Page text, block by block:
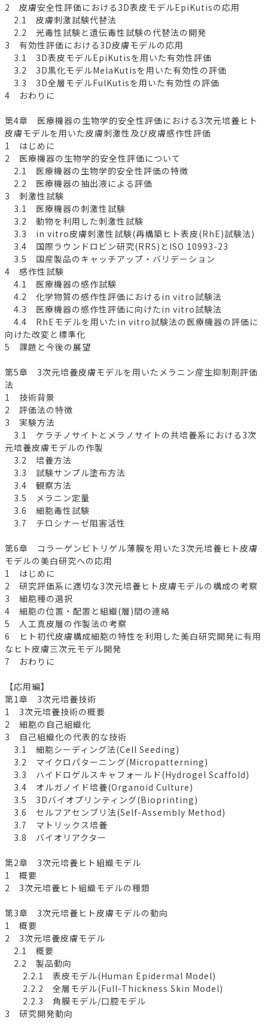
2 皮膚安全性評価における3D表皮モデルEpiKutisの応用
2.1 皮膚刺激試験代替法
2.2 光毒性試験と遺伝毒性試験の代替法の開発
3 有効性評価における3D皮膚モデルの応用
3.1 3D表皮モデルEpiKutisを用いた有効性評価
3.2 3D黒化モデルMelaKutisを用いた有効性の評価
3.3 3D全層モデルFulKutisを用いた有効性の評価
4 おわりに
第4章 医療機器の生物学的安全性評価における3次元培養ヒト
皮膚モデルを用いた皮膚刺激性及び皮膚感作性評価
1 はじめに
2 医療機器の生物学的安全性評価について
2.1 医療機器の生物学的安全性評価の特徴
2.2 医療機器の抽出液による評価
3 刺激性試験
3.1 医療機器の刺激性試験
3.2 動物を利用した刺激性試験
3.3 in vitro皮膚刺激性試験(再構築ヒト表皮(RhE)試験法)
3.4 国際ラウンドロビン研究(RRS)とISO 10993-23
3.5 国産製品のキャッチアップ・バリデーション
4 感作性試験
4.1 医療機器の感作試験
4.2 化学物質の感作性評価におけるin vitro試験法
4.3 医療機器の感作性評価に向けたin vitro試験法
4.4 RhEモデルを用いたin vitro試験法の医療機器の評価に
向けた改変と標準化
5 課題と今後の展望
第5章 3次元培養皮膚モデルを用いたメラニン産生抑制剤評価
法
1 技術背景
2 評価法の特徴
3 実験方法
3.1 ケラチノサイトとメラノサイトの共培養系における3次
元培養皮膚モデルの作製
3.2 培養方法
3.3 試験サンプル塗布方法
3.4 観察方法
3.5 メラニン定量
3.6 細胞毒性試験
3.7 チロシナーゼ阻害活性
第6章 コラーゲンビトリゲル薄膜を用いた3次元培養ヒト皮膚
モデルの美白研究への応用
1 はじめに
2 研究評価系に適切な3次元培養ヒト皮膚モデルの構成の考察
3 細胞種の選択
4 細胞の位置・配置と組織(層)間の連絡
5 人工真皮層の作製法の考察
6 ヒト初代皮膚構成細胞の特性を利用した美白研究開発に有用
なヒト皮膚三次元モデル開発
7 おわりに
【応用編】
第1章 3次元培養技術
1 3次元培養技術の概要
2 細胞の自己組織化
3 自己組織化の代表的な技術
3.1 細胞シーディング法(Cell Seeding)
3.2 マイクロパターニング(Micropatterning)
3.3 ハイドロゲルスキャフォールド(Hydrogel Scaffold)
3.4 オルガノイド培養(Organoid Culture)
3.5 3Dバイオプリンティング(Bioprinting)
3.6 セルフアセンブリ法(Self-Assembly Method)
3.7 マトリックス培養
3.8 バイオリアクター
第2章 3次元培養ヒト組織モデル
1 概要
2 3次元培養ヒト組織モデルの種類
第3章 3次元培養ヒト皮膚モデルの動向
1 概要
2 3次元培養皮膚モデル
2.1 概要
2.2 製品動向
2.2.1 表皮モデル(Human Epidermal Model)
2.2.2 全層モデル(Full-Thickness Skin Model)
2.2.3 角膜モデル/口腔モデル
3 研究開発動向